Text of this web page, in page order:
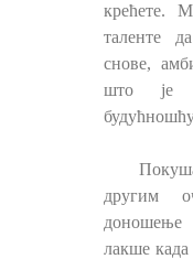
крећете.
таленте
снове,
што је
другим
доношење
лакше када